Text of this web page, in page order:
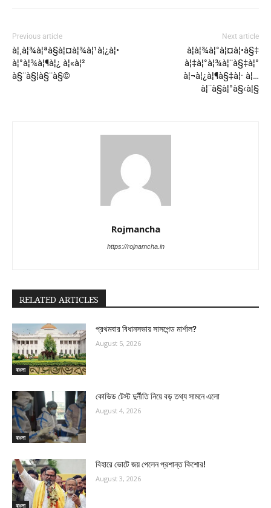
Previous article
à¦¸à¦¾à¦ªà§à¦¤à¦¾à¦¹à¦¿à¦•
à¦°à¦¾à¦¶à¦¿ à¦«à¦²
à§¨à§¦à§¨à§©
Next article
à¦­à¦¾à¦°à¦¤à¦•à§‡
à¦‡à¦°à¦¾à¦¨à§‡à¦°
à¦¬à¦¿à¦¶à§‡à¦· à¦…
à¦¨à§à¦°à§‹à¦§
Rojmancha
https://rojnamcha.in
RELATED ARTICLES
বাংলা
প্রথমবার বিধানসভায় সাসপেন্ড মার্শাল?
August 5, 2026
বাংলা
কোভিড টেস্ট দুর্নীতি নিয়ে বড় তথ্য সামনে এলো
August 4, 2026
বাংলা
বিহারে ভোটে জয় পেলেন প্রশান্ত কিশোর!
August 3, 2026